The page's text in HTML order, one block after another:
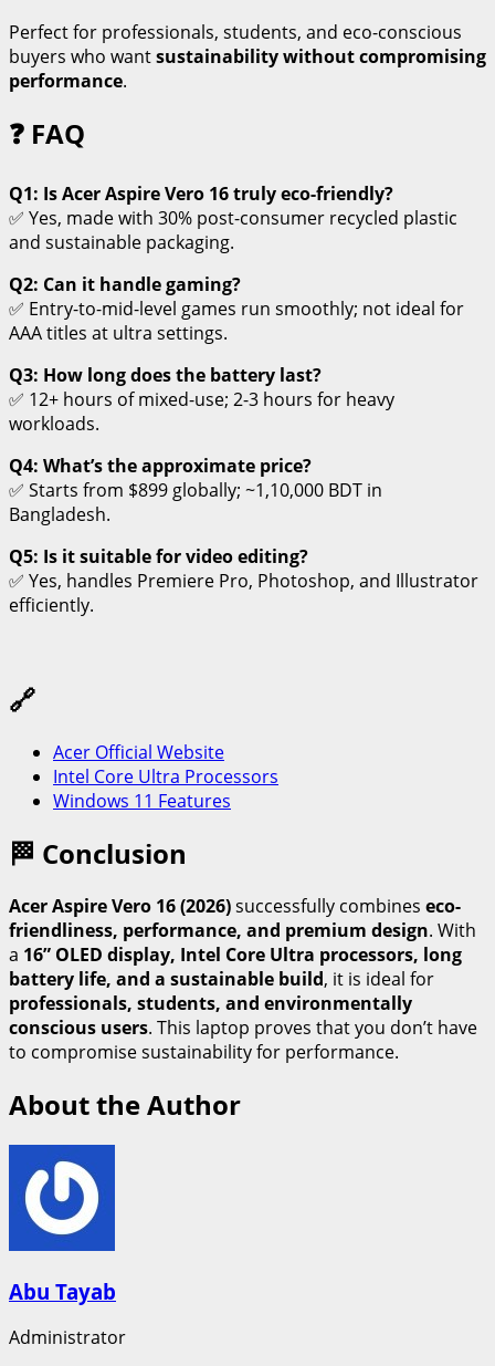
Perfect for professionals, students, and eco-conscious
buyers who wantsustainability without compromising
performance.
❓ FAQ
Q1: Is Acer Aspire Vero 16 truly eco-friendly?
✅ Yes, made with 30% post-consumer recycled plastic
and sustainable packaging.
Q2: Can it handle gaming?
✅ Entry-to-mid-level games run smoothly; not ideal for
AAA titles at ultra settings.
Q3: How long does the battery last?
✅ 12+ hours of mixed-use; 2-3 hours for heavy
workloads.
Q4: What’s the approximate price?
✅ Starts from $899 globally; ~1,10,000 BDT in
Bangladesh.
Q5: Is it suitable for video editing?
✅ Yes, handles Premiere Pro, Photoshop, and Illustrator
efficiently.
🔗
Acer Official Website
Intel Core Ultra Processors
Windows 11 Features
🏁 Conclusion
Acer Aspire Vero 16 (2026)successfully combines eco-
friendliness, performance, and premium design. With
a 16” OLED display, Intel Core Ultra processors, long
battery life, and a sustainable build, it is ideal for
professionals, students, and environmentally
conscious users. This laptop proves that you don’t have
to compromise sustainability for performance.
About the Author
Abu Tayab
Administrator